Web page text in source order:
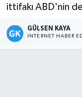
ittifakı ABD'nin
GÜLSEN KAYA
İNTERNET HABER
Mersin Tarihi